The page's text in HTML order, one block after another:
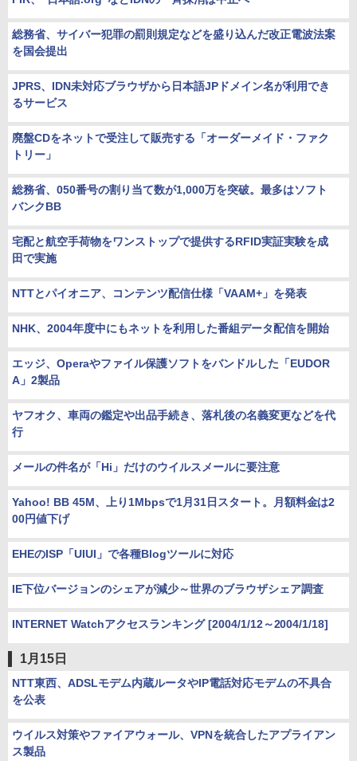
総務省、サイバー犯罪の罰則規定などを盛り込んだ改正電波法案
を国会提出
JPRS、IDN未対応ブラウザから日本語JPドメイン名が利用でき
るサービス
廃盤CDをネットで受注して販売する「オーダーメイド・ファク
トリー」
総務省、050番号の割り当て数が1,000万を突破。最多はソフト
バンクBB
宅配と航空手荷物をワンストップで提供するRFID実証実験を成
田で実施
NTTとパイオニア、コンテンツ配信仕様「VAAM+」を発表
NHK、2004年度中にもネットを利用した番組データ配信を開始
エッジ、Operaやファイル保護ソフトをバンドルした「EUDOR
A」2製品
ヤフオク、車両の鑑定や出品手続き、落札後の名義変更などを代
行
メールの件名が「Hi」だけのウイルスメールに要注意
Yahoo! BB 45M、上り1Mbpsで1月31日スタート。月額料金は2
00円値下げ
EHEのISP「UIUI」で各種Blogツールに対応
IE下位バージョンのシェアが減少～世界のブラウザシェア調査
INTERNET Watchアクセスランキング [2004/1/12～2004/1/18]
1月15日
NTT東西、ADSLモデム内蔵ルータやIP電話対応モデムの不具合
を公表
ウイルス対策やファイアウォール、VPNを統合したアプライアン
ス製品